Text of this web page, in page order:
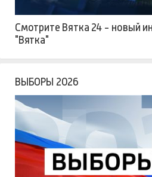
Смотрите Вятка 24 - новый
"Вятка"
ВЫБОРЫ 2026